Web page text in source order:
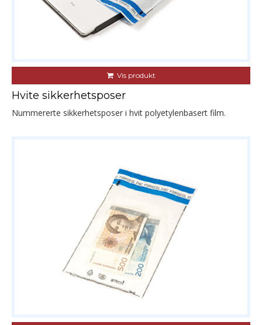
Vis produkt
Hvite sikkerhetsposer
Nummererte sikkerhetsposer i hvit polyetylenbasert film.